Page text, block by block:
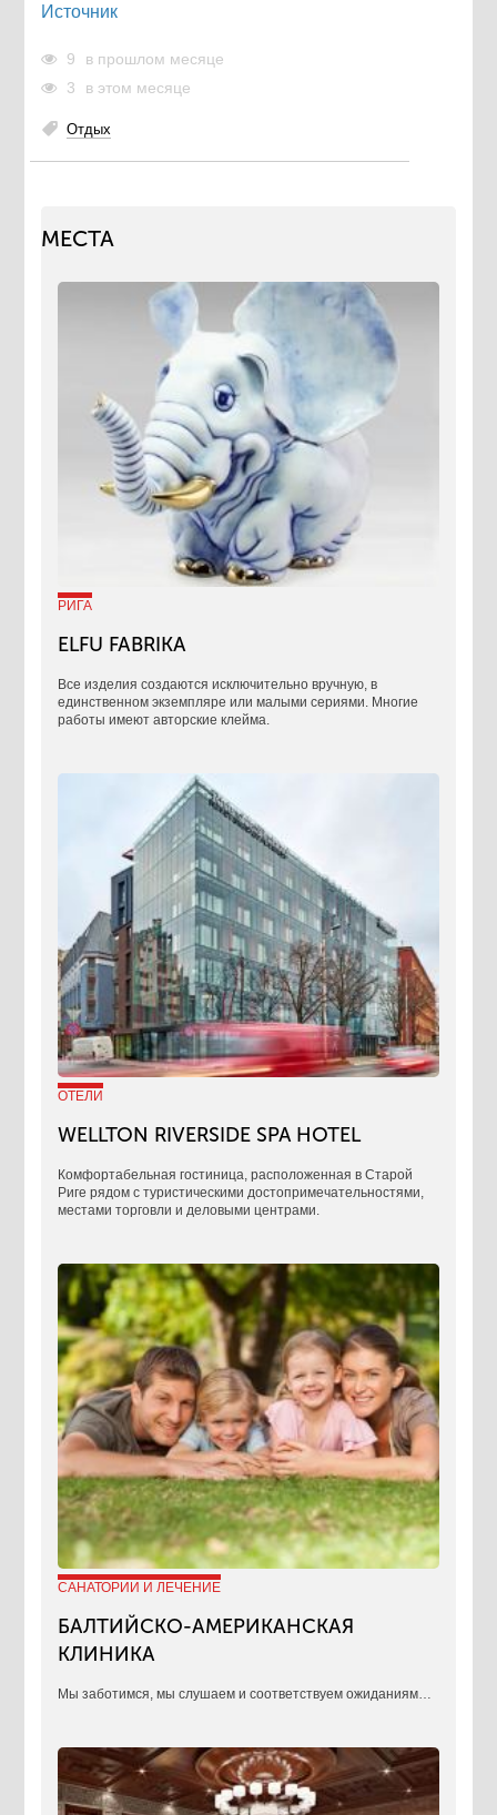
Источник
9
в прошлом месяце
3
в этом месяце
Отдых
МЕСТА
РИГА
ELFU FABRIKA
Все изделия создаются исключительно вручную, в
единственном экземпляре или малыми сериями. Многие
работы имеют авторские клейма.
ОТЕЛИ
WELLTON RIVERSIDE SPA HOTEL
Комфортабельная гостиница, расположенная в Старой
Риге рядом с туристическими достопримечательностями,
местами торговли и деловыми центрами.
САНАТОРИИ И ЛЕЧЕНИЕ
БАЛТИЙСКО-АМЕРИКАНСКАЯ
КЛИНИКА
​Мы заботимся, мы слушаем и соответствуем ожиданиям…